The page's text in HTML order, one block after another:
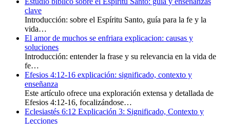
clave
Introducción: sobre el Espíritu Santo, guía para la fe y la
vida…
El amor de muchos se enfriara explicacion: causas y
soluciones
Introducción: entender la frase y su relevancia en la vida de
fe…
Efesios 4:12-16 explicación: significado, contexto y
enseñanza
Este artículo ofrece una exploración extensa y detallada de
Efesios 4:12-16, focalizándose…
Eclesiastés 6:12 Explicación 3: Significado, Contexto y
Lecciones